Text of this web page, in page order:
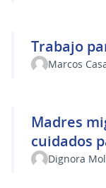
Trabajo
Marcos
Madres
cuidados
Dignora